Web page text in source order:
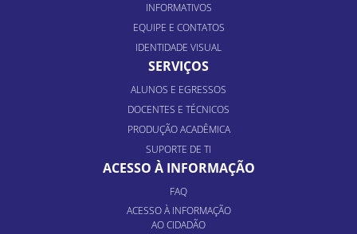
INFORMATIVOS
EQUIPE E CONTATOS
IDENTIDADE VISUAL
SERVIÇOS
ALUNOS E EGRESSOS
DOCENTES E TÉCNICOS
PRODUÇÃO ACADÊMICA
SUPORTE DE TI
ACESSO À INFORMAÇÃO
FAQ
ACESSO À INFORMAÇÃO
AO CIDADÃO